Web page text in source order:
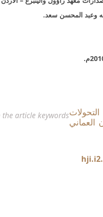
الأولى-دار الفكر والقانون-
the article keywords
العماني